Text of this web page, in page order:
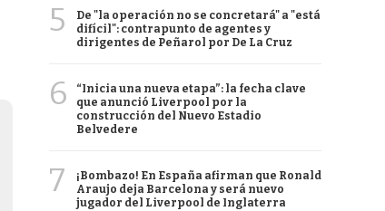
5
De "la operación no se concretará" a "está
difícil": contrapunto de agentes y
dirigentes de Peñarol por De La Cruz
6
“Inicia una nueva etapa”: la fecha clave
que anunció Liverpool por la
construcción del Nuevo Estadio
Belvedere
7
¡Bombazo! En España afirman que Ronald
Araujo deja Barcelona y será nuevo
jugador del Liverpool de Inglaterra